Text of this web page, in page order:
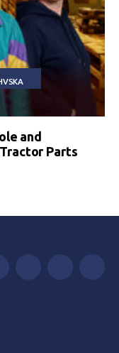
and
Parts